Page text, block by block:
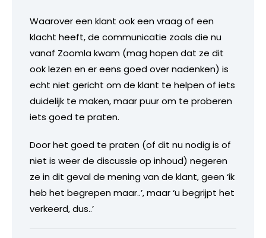
Waarover een klant ook een vraag of een
klacht heeft, de communicatie zoals die nu
vanaf Zoomla kwam (mag hopen dat ze dit
ook lezen en er eens goed over nadenken) is
echt niet gericht om de klant te helpen of iets
duidelijk te maken, maar puur om te proberen
iets goed te praten.
Door het goed te praten (of dit nu nodig is of
niet is weer de discussie op inhoud) negeren
ze in dit geval de mening van de klant, geen ‘ik
heb het begrepen maar..’, maar ‘u begrijpt het
verkeerd, dus..’